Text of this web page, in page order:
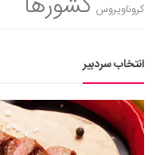
کروناویروس
انتخاب سردبیر